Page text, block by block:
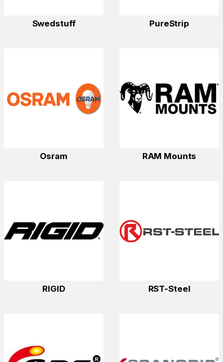
Swedstuff PureStrip
Osram RAM Mounts
RIGID RST-Steel